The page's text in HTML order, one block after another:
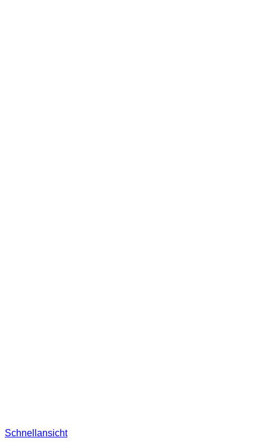
Schnellansicht